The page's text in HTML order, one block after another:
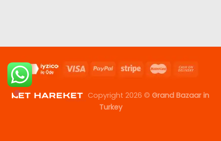
Copyright 2026 © Grand Bazaar in
Turkey